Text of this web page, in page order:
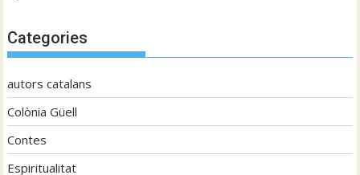
Categories
autors catalans
Colònia Güell
Contes
Espiritualitat